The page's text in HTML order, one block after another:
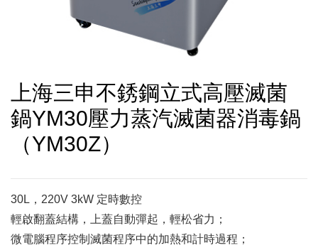
上海三申不銹鋼立式高壓滅菌
鍋YM30壓力蒸汽滅菌器消毒鍋
（YM30Z）
30L，220V 3kW 定時數控
輕啟翻蓋結構，上蓋自動彈起，輕松省力；
微電腦程序控制滅菌程序中的加熱和計時過程；